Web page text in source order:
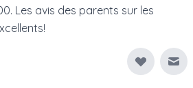
Les avis des parents sur les